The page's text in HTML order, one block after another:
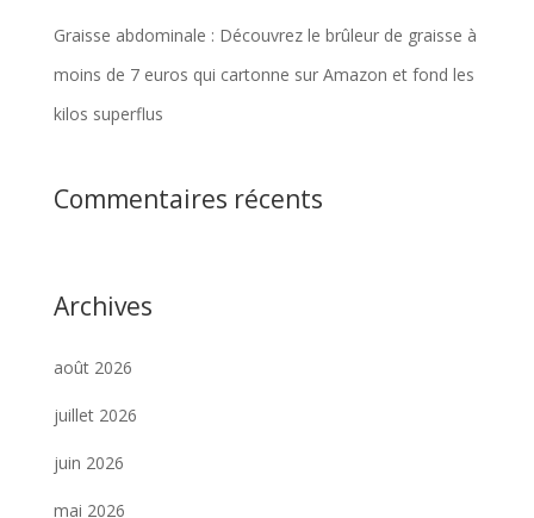
Graisse abdominale : Découvrez le brûleur de graisse à
moins de 7 euros qui cartonne sur Amazon et fond les
kilos superflus
Commentaires récents
Archives
août 2026
juillet 2026
juin 2026
mai 2026